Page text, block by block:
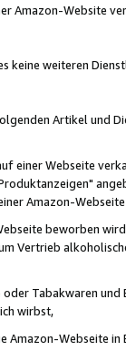
Amazon-Website
keine weiteren
Artikel und
einer Webseite
Amazon-
beworben
Vertrieb
Tabakwaren
wirbst,
Amazon-Webseite in